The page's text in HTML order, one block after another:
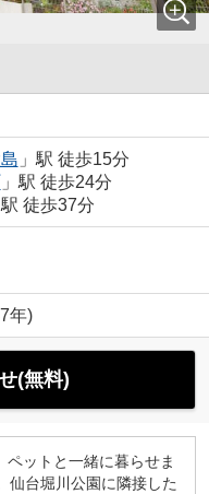
」駅 徒歩15分
」駅 徒歩24分
駅 徒歩37分
年)
(無料)
ットと一緒に暮らせま
仙台堀川公園に隣接した